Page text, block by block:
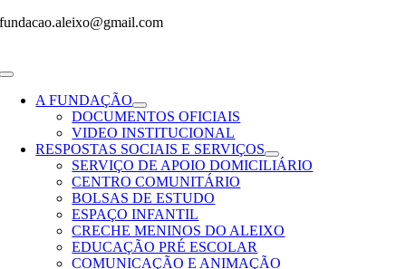
Skip
fundacao.aleixo@gmail.com
Toggle
NavigationA FUNDAÇÃO
DOCUMENTOS OFICIAIS
VIDEO INSTITUCIONAL
RESPOSTAS SOCIAIS E SERVIÇOS
SERVIÇO DE APOIO DOMICILIÁRIO
CENTRO COMUNITÁRIO
BOLSAS DE ESTUDO
ESPAÇO INFANTIL
CRECHE MENINOS DO ALEIXO
EDUCAÇÃO PRÉ ESCOLAR
COMUNICAÇÃO E ANIMAÇÃO